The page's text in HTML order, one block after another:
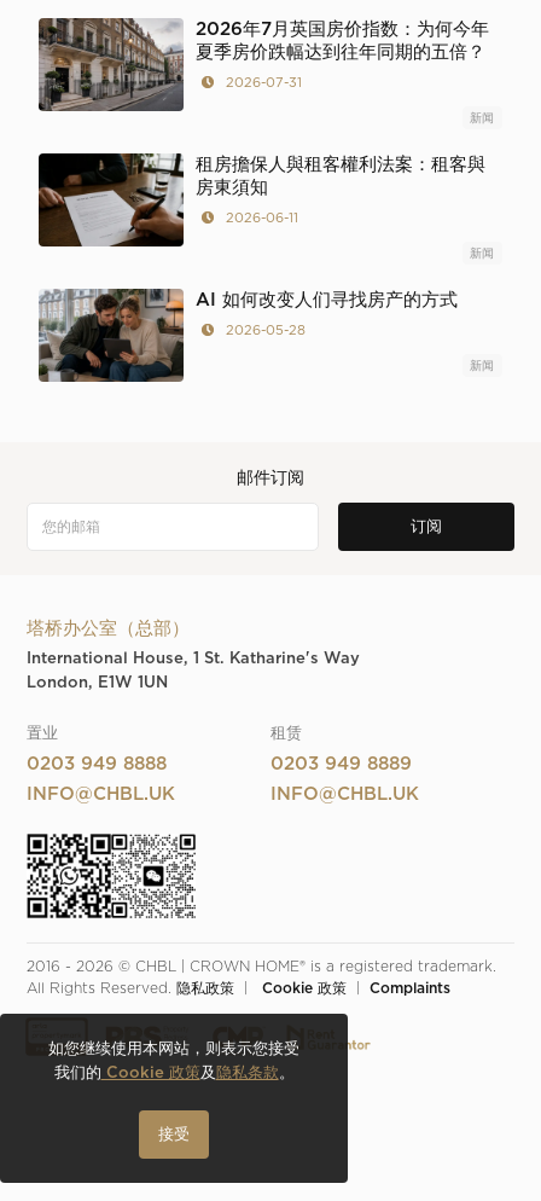
2026年7月英国房价指数：为何今年
夏季房价跌幅达到往年同期的五倍？
2026-07-31
新闻
租房擔保人與租客權利法案：租客與
房東須知
2026-06-11
新闻
AI 如何改变人们寻找房产的方式
2026-05-28
新闻
邮件订阅
塔桥办公室（总部）
International House, 1 St. Katharine's Way
London, E1W 1UN
置业
0203 949 8888
INFO@CHBL.UK
租赁
0203 949 8889
INFO@CHBL.UK
2016 - 2026 © CHBL | CROWN HOME® is a registered trademark.
All Rights Reserved.
隐私政策 Cookie 政策
  |
Complaints
如您继续使用本网站，则表示您接受
我们的 Cookie 政策及 隐私条款。
接受